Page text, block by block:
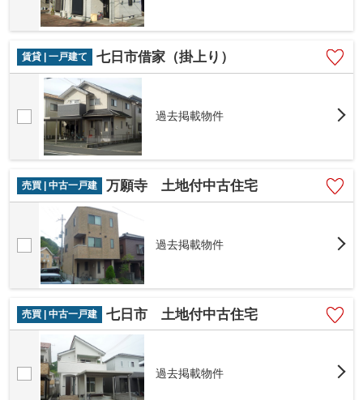
賃貸 | 一戸建て 七日市借家（掛上り）
過去掲載物件
売買 | 中古一戸建 万願寺 土地付中古住宅
過去掲載物件
売買 | 中古一戸建 七日市 土地付中古住宅
過去掲載物件